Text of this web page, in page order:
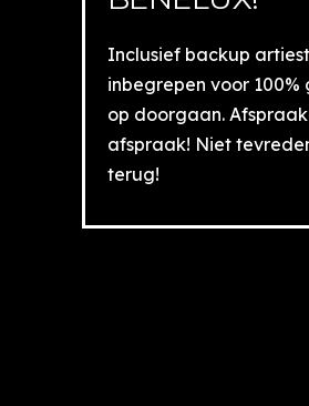
Inclusief backup artiest
inbegrepen voor 100%
op doorgaan.
afspraak! Niet
terug!